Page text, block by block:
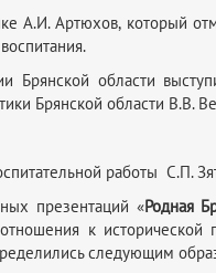
А.И. Артюхов, который
Брянской области
Брянской области В.В.
работы С.П.
презентаций «Родная
к исторической
следующим